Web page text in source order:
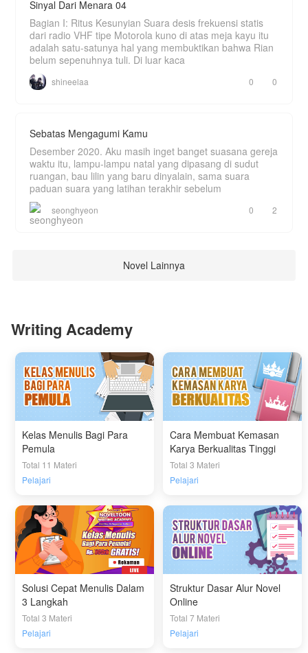
Sinyal Dari Menara 04
Bagian I: Ritus Kesunyian Suara desis frekuensi statis
dari radio VHF tipe Motorola kuno di atas meja kayu itu
adalah satu-satunya hal yang membuktikan bahwa Rian
belum sepenuhnya tuli. Di luar kaca
shineelaa 0 0
Sebatas Mengagumi Kamu
Desember 2020. Aku masih inget banget suasana gereja
waktu itu, lampu-lampu natal yang dipasang di sudut
ruangan, bau lilin yang baru dinyalain, sama suara
paduan suara yang latihan terakhir sebelum
seonghyeon 0 2
Novel Lainnya
Writing Academy
Kelas Menulis Bagi Para
Pemula
Total 11 Materi
Pelajari
Cara Membuat Kemasan
Karya Berkualitas Tinggi
Total 3 Materi
Pelajari
Solusi Cepat Menulis Dalam
3 Langkah
Total 3 Materi
Pelajari
Struktur Dasar Alur Novel
Online
Total 7 Materi
Pelajari